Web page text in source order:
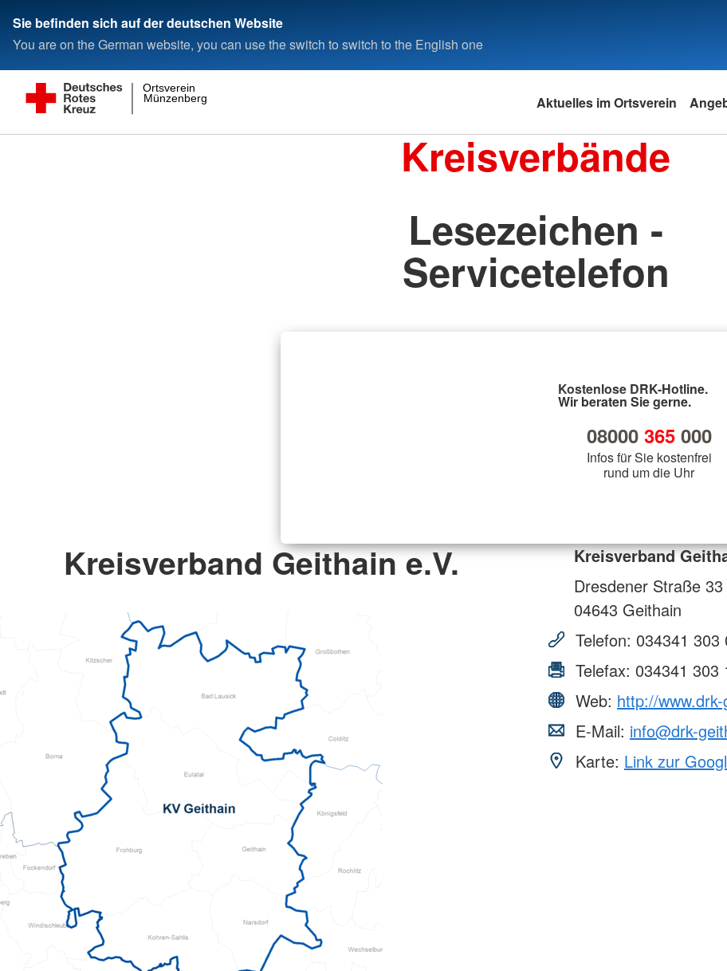
Sie befinden sich auf der deutschen Website
You are on the German website, you can use the switch to switch to the English one
Münzenberg
Ortsverein
Aktuelles im Ortsverein
Kreisverbände
Lesezeichen -
Servicetelefon
Kostenlose DRK-Hotline.
Wir beraten Sie gerne.
08000 365000
Infos für Sie kostenfrei
rund um die Uhr
Kreisverband Geithain e.V.
Kreisverband
Dresdener Straße
04643 Geithain
Telefon: 034341 303
Telefax: 034341 303
Web: http://
E-Mail: info@drk-
Karte: Link zur